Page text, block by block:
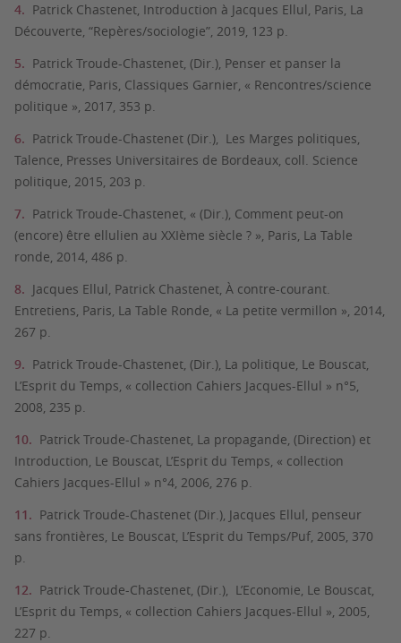
Patrick Chastenet, Introduction à Jacques Ellul, Paris, La
Découverte, “Repères/sociologie”, 2019, 123 p.
Patrick Troude-Chastenet, (Dir.), Penser et panser la
démocratie, Paris, Classiques Garnier, « Rencontres/science
politique », 2017, 353 p.
Patrick Troude-Chastenet (Dir.), Les Marges politiques,
Talence, Presses Universitaires de Bordeaux, coll. Science
politique, 2015, 203 p.
Patrick Troude-Chastenet, « (Dir.), Comment peut-on
(encore) être ellulien au XXIème siècle ? », Paris, La Table
ronde, 2014, 486 p.
Jacques Ellul, Patrick Chastenet, À contre-courant.
Entretiens, Paris, La Table Ronde, « La petite vermillon », 2014,
267 p.
Patrick Troude-Chastenet, (Dir.), La politique, Le Bouscat,
L’Esprit du Temps, « collection Cahiers Jacques-Ellul » n°5,
2008, 235 p.
Patrick Troude-Chastenet, La propagande, (Direction) et
Introduction, Le Bouscat, L’Esprit du Temps, « collection
Cahiers Jacques-Ellul » n°4, 2006, 276 p.
Patrick Troude-Chastenet (Dir.), Jacques Ellul, penseur
sans frontières, Le Bouscat, L’Esprit du Temps/Puf, 2005, 370
p.
Patrick Troude-Chastenet, (Dir.), L’Economie, Le Bouscat,
L’Esprit du Temps, « collection Cahiers Jacques-Ellul », 2005,
227 p.